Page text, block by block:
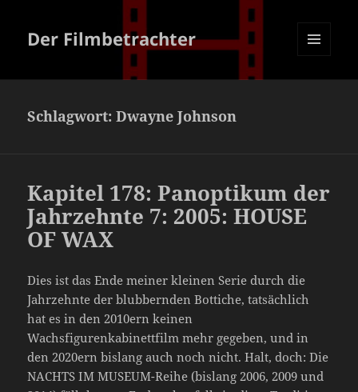
Der Filmbetrachter
Schlagwort:Dwayne Johnson
Kapitel 178: Panoptikum der
Jahrzehnte 7: 2005: HOUSE
OF WAX
Dies ist das Ende meiner kleinen Serie durch die
Jahrzehnte der blubbernden Bottiche, tatsächlich
hat es in den 2010ern keinen
Wachsfigurenkabinettfilm mehr gegeben, und in
den 2020ern bislang auch noch nicht. Halt, doch: Die
NACHTS IM MUSEUM-Reihe (bislang 2006, 2009 und